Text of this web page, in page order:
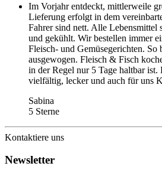
Im Vorjahr entdeckt, mittlerweile
Lieferung erfolgt in dem
Fahrer sind nett. Alle Lebensmittel
und gekühlt. Wir bestellen immer
Fleisch- und Gemüsegerichten. So
ausgewogen. Fleisch & Fisch
in der Regel nur 5 Tage haltbar ist.
vielfältig, lecker und auch für uns
Sabina
5 Sterne
Kontaktiere uns
Newsletter